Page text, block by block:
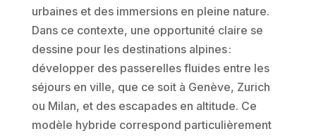
urbaines et des immersions en pleine nature.
Dans ce contexte, une opportunité claire se
dessine pour les destinations alpines :
développer des passerelles fluides entre les
séjours en ville, que ce soit à Genève, Zurich
ou Milan, et des escapades en altitude. Ce
modèle hybride correspond particulièrement